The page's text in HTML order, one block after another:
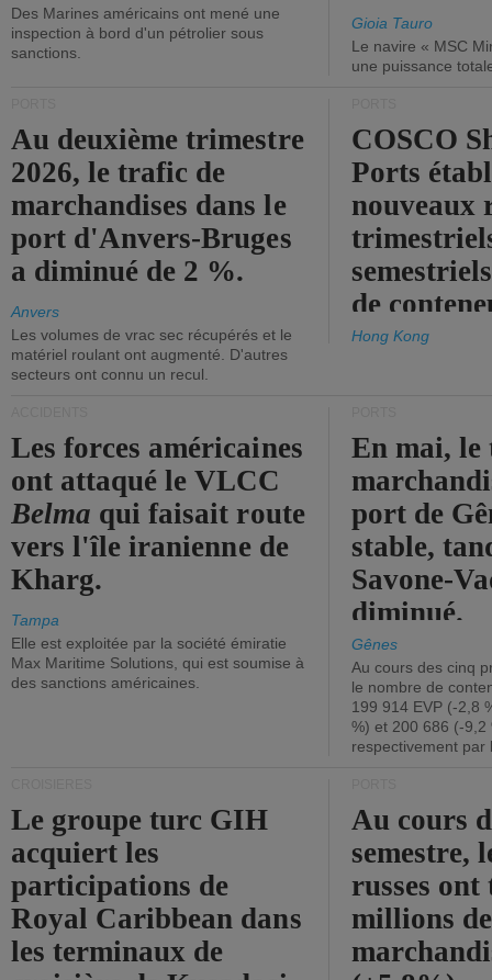
Des Marines américains ont mené une
inspection à bord d'un pétrolier sous
sanctions.
Gioia Tauro
Le navire « MSC
une puissance
Au deuxième trimestre
2026, le trafic de
marchandises dans le
port d'Anvers-Bruges
a diminué de 2 %.
Anvers
Les volumes de vrac sec récupérés et le
matériel roulant ont augmenté. D'autres
secteurs ont connu un recul.
COSCO
Ports
nouveaux
de
Hong Kong
Les forces américaines
ont attaqué le VLCC
Belma qui faisait route
vers l'île iranienne de
Kharg.
Tampa
Elle est exploitée par la société émiratie
Max Maritime Solutions, qui est soumise à
des sanctions américaines.
En mai, le
port de
stable,
Savone-
diminué.
Gênes
Au cours des cinq
le nombre de
199 914 EVP (-2,8
%) et 200 686 (-9,2
respectivement par
Le groupe turc GIH
acquiert les
participations de
Royal Caribbean dans
les terminaux de
Au cours
semestre,
russes
millions